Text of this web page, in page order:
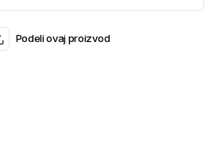
Podeli ovaj proizvod